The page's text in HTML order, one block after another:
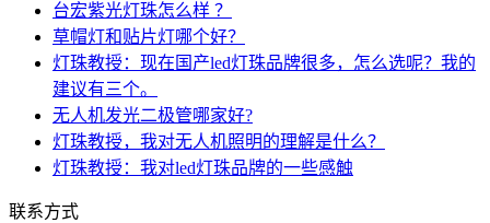
台宏紫光灯珠怎么样 ？
草帽灯和贴片灯哪个好？
灯珠教授：现在国产led灯珠品牌很多，怎么选呢？我的
建议有三个。
无人机发光二极管哪家好?
灯珠教授，我对无人机照明的理解是什么？
灯珠教授：我对led灯珠品牌的一些感触
联系方式